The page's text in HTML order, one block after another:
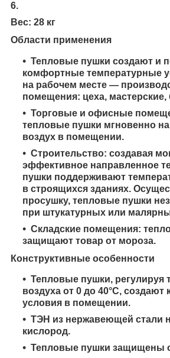
6.
Вес: 28 кг
Области применения
Тепловые пушки создают и
комфортные температурные
на рабочем месте —
помещения: цеха,
Торговые и офисные
тепловые пушки мгновенно
воздух в помещении.
Строительство: создавая
эффективное направленное
пушки поддерживают
в строящихся зданиях.
просушку, тепловые пушки
при штукатурных или
Складские помещения:
защищают товар от мороза.
Конструктивные особенности
Тепловые пушки, регулируя
воздуха от 0 до 40°С,
условия в помещении.
ТЭН из нержавеющей стали
кислород.
Тепловые пушки защищены